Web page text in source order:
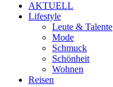
AKTUELL
Lifestyle
Leute & Talente
Mode
Schmuck
Schönheit
Wohnen
Reisen